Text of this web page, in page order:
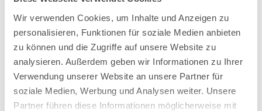
Wir verwenden Cookies, um Inhalte und Anzeigen zu
personalisieren, Funktionen für soziale Medien anbieten
zu können und die Zugriffe auf unsere Website zu
analysieren. Außerdem geben wir Informationen zu Ihrer
Verwendung unserer Website an unsere Partner für
soziale Medien, Werbung und Analysen weiter. Unsere
Partner führen diese Informationen möglicherweise mit
2019
2018
2017